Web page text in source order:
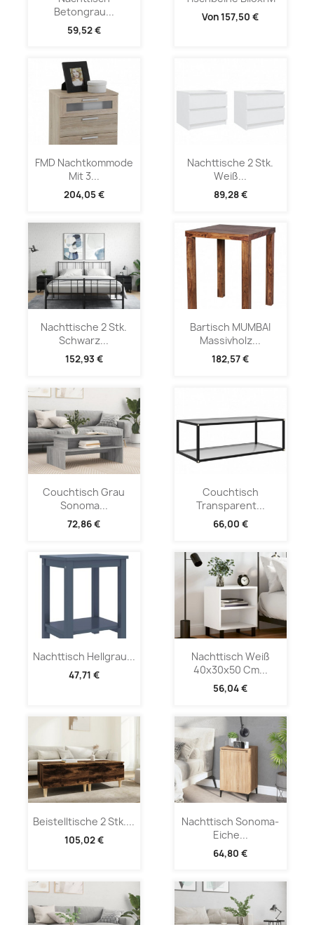
Betongrau...
59,52 €
Von157,50 €
FMD Nachtkommode
Mit 3...
204,05 €
Nachttische 2 Stk.
Weiß...
89,28 €
Nachttische 2 Stk.
Schwarz...
152,93 €
Bartisch MUMBAI
Massivholz...
182,57 €
Couchtisch Grau
Sonoma...
72,86 €
Couchtisch
Transparent...
66,00 €
Nachttisch Hellgrau...
47,71 €
Nachttisch Weiß
40x30x50 Cm...
56,04 €
Beistelltische 2 Stk....
105,02 €
Nachttisch Sonoma-
Eiche...
64,80 €